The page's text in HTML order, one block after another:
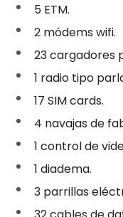
5 ETM.
2 módems wifi.
23 cargadores
1 radio tipo
17 SIM cards.
4 navajas de
1 control de
1 diadema.
3 parrillas